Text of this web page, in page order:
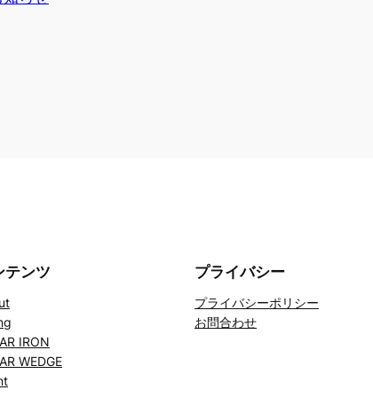
テンツ
IRON
WEDGE
プライバシー
プライバシーポリシー
お問合わせ